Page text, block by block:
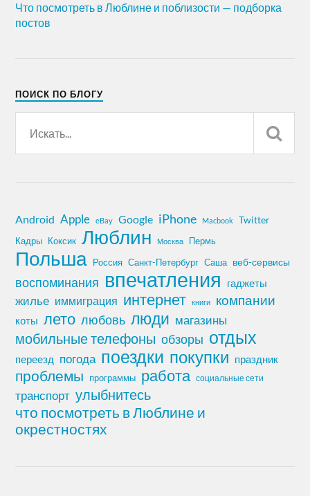
Что посмотреть в Люблине и поблизости — подборка
постов
ПОИСК ПО БЛОГУ
Android Apple eBay Google iPhone Macbook Twitter
Кадры Коксик Люблин Москва Пермь
Польша Россия Санкт-Петербург Саша веб-сервисы
воспоминания впечатления гаджеты
жилье иммиграция интернет книги компании
коты лето любовь люди магазины
мобильные телефоны обзоры отдых
переезд погода поездки покупки праздник
проблемы программы работа социальные сети
транспорт улыбнитесь
что посмотреть в Люблине и
окрестностях